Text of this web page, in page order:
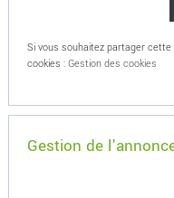
Si vous souhaitez partager
cookies : Gestion des cookies
Gestion de